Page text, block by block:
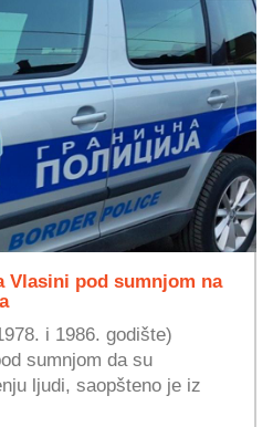
Vlasini pod sumnjom na
i 1986. godište)
sumnjom da su
ljudi, saopšteno je iz